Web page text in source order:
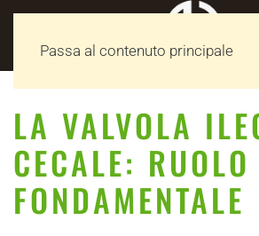
Passa al contenuto principale
LA VALVOLA
CECALE: RUOLO
FONDAMENTALE